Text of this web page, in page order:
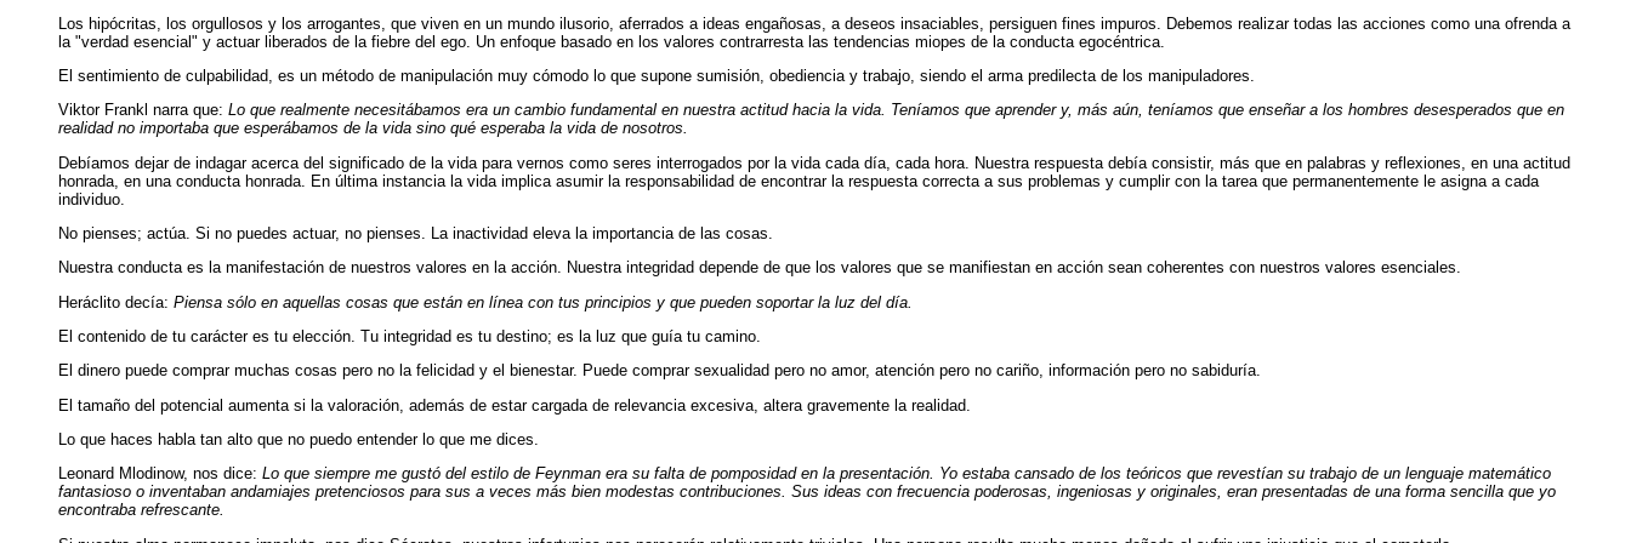
Los hipócritas, los orgullosos y los arrogantes, que viven en un mundo ilusorio, aferrados a ideas engañosas, a deseos insaciables, persiguen fines impuros. Debemos realizar todas las acciones como una ofrenda a
la "verdad esencial" y actuar liberados de la fiebre del ego. Un enfoque basado en los valores contrarresta las tendencias miopes de la conducta egocéntrica.
El sentimiento de culpabilidad, es un método de manipulación muy cómodo lo que supone sumisión, obediencia y trabajo, siendo el arma predilecta de los manipuladores.
Viktor Frankl narra que: Lo que realmente necesitábamos era un cambio fundamental en nuestra actitud hacia la vida. Teníamos que aprender y, más aún, teníamos que enseñar a los hombres desesperados que en
realidad no importaba que esperábamos de la vida sino qué esperaba la vida de nosotros.
Debíamos dejar de indagar acerca del significado de la vida para vernos como seres interrogados por la vida cada día, cada hora. Nuestra respuesta debía consistir, más que en palabras y reflexiones, en una actitud
honrada, en una conducta honrada. En última instancia la vida implica asumir la responsabilidad de encontrar la respuesta correcta a sus problemas y cumplir con la tarea que permanentemente le asigna a cada
individuo.
No pienses; actúa. Si no puedes actuar, no pienses. La inactividad eleva la importancia de las cosas.
Nuestra conducta es la manifestación de nuestros valores en la acción. Nuestra integridad depende de que los valores que se manifiestan en acción sean coherentes con nuestros valores esenciales.
Heráclito decía: Piensa sólo en aquellas cosas que están en línea con tus principios y que pueden soportar la luz del día.
El contenido de tu carácter es tu elección. Tu integridad es tu destino; es la luz que guía tu camino.
El dinero puede comprar muchas cosas pero no la felicidad y el bienestar. Puede comprar sexualidad pero no amor, atención pero no cariño, información pero no sabiduría.
El tamaño del potencial aumenta si la valoración, además de estar cargada de relevancia excesiva, altera gravemente la realidad.
Lo que haces habla tan alto que no puedo entender lo que me dices.
Leonard Mlodinow, nos dice: Lo que siempre me gustó del estilo de Feynman era su falta de pomposidad en la presentación. Yo estaba cansado de los teóricos que revestían su trabajo de un lenguaje matemático
fantasioso o inventaban andamiajes pretenciosos para sus a veces más bien modestas contribuciones. Sus ideas con frecuencia poderosas, ingeniosas y originales, eran presentadas de una forma sencilla que yo
encontraba refrescante.